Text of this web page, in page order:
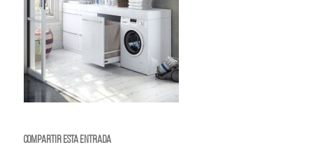
Compartir esta entrada